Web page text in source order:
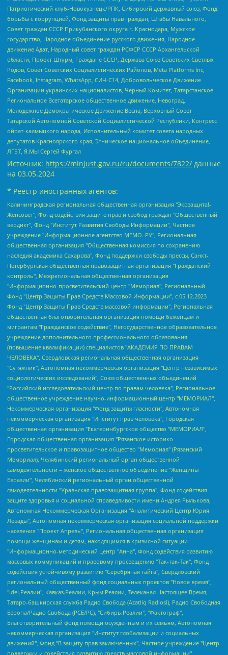
Патриотический клуб-Новокузнецк/РПК, Сибирский державный союз, Фонд
борьбы с коррупцией, Фонд защиты прав граждан, Штабы Навального,
Совет граждан СССР Прикубанского округа г. Краснодара, Мужское
государство, Народное объединение русского движения, Народное
движение Адат, Народный совет граждан РСФСР СССР Архангельской
области, Проект Штурм, Граждане СССР, Держава Союз Советских Светлых
Родов, Совет Советских Социалистических Районов, Meta Platforms Inc,
Facebook, Instagram, WhatsApp, СИЧ-С14, Добровольческое Движение
Организации украинских националистов, Черный Комитет, Татарстанское
Региональное Всетатарское общественное движение, Невоград,
Молодежное Демократическое Движение Весна, Верховный Совет
Татарской Автономной Советской Социалистической Республики, Конгресс
ойрат-калмыцкого народа, Исполнительный комитет совета народных
депутатов Красноярского края, Этническое национальное объединение,
ЛГБТ, Я.МЫ Сергей Фургал
Источник: https://minjust.gov.ru/ru/documents/7822/ данные
на 03.05.2024
* Реестр иностранных агентов:
Калининградская региональная общественная организация "Экозащита!-Женсовет", Фонд содействия защите прав и свобод граждан "Общественный вердикт", Фонд "Институт Развития Свободы Информации", Частное учреждение "Информационное агентство МЕМО. РУ", Региональная общественная организация "Общественная комиссия по сохранению наследия академика Сахарова", Фонд поддержки свободы прессы, Санкт-Петербургская общественная правозащитная организация "Гражданский контроль", Межрегиональная общественная организация "Информационно-просветительский центр "Мемориал", Региональный Фонд "Центр Защиты Прав Средств Массовой Информации", с 05.12.2023 Фонд "Центр Защиты Прав Средств массовой информации", Региональная общественная благотворительная организация помощи беженцам и мигрантам "Гражданское содействие", Негосударственное образовательное учреждение дополнительного профессионального образования (повышение квалификации) специалистов "АКАДЕМИЯ ПО ПРАВАМ ЧЕЛОВЕКА", Свердловская региональная общественная организация "Сутяжник", Автономная некоммерческая организация "Центр независимых социологических исследований", Союз общественных объединений "Российский исследовательский центр по правам человека", Региональное общественное учреждение научно-информационный центр "МЕМОРИАЛ", Некоммерческая организация "Фонд защиты гласности", Автономная некоммерческая организация "Институт прав человека", Городская общественная организация "Екатеринбургское общество "МЕМОРИАЛ", Городская общественная организация "Рязанское историко-просветительское и правозащитное общество "Мемориал" (Рязанский Мемориал), Челябинский региональный орган общественной самодеятельности – женское общественное объединение "Женщины Евразии", Челябинский региональный орган общественной самодеятельности "Уральская правозащитная группа", Фонд содействия защите здоровья и социальной справедливости имени Андрея Рылькова, Автономная Некоммерческая Организация "Аналитический Центр Юрия Левады", Автономная некоммерческая организация социальной поддержки населения "Проект Апрель", Региональная общественная организация помощи женщинам и детям, находящимся в кризисной ситуации "Информационно-методический центр "Анна", Фонд содействия развитию массовых коммуникаций и правовому просвещению "Так-так-Так", Фонд содействия устойчивому развитию "Серебряная тайга", Свердловский региональный общественный фонд социальных проектов "Новое время", "Idel.Реалии", Кавказ.Реалии, Крым.Реалии, Телеканал Настоящее Время, Татаро-башкирская служба Радио Свобода (Azatliq Radiosi), Радио Свободная Европа/Радио Свобода (PCE/PC), "Сибирь.Реалии", "Фактограф", Благотворительный фонд помощи осужденным и их семьям, Автономная некоммерческая организация "Институт глобализации и социальных движений", Фонд "В защиту прав заключенных", Частное учреждение "Центр поддержки и содействия развитию средств массовой информации", Пензенский региональный общественный благотворительный фонд "Гражданский союз", "Север.Реалии", Некоммерческая организация Фонд "Правовая инициатива", Общество с ограниченной ответственностью "Радио Свободная Европа/Радио Свобода", Чешское информационное агентство "MEDIUM-ORIENT", Красноярская региональная общественная организация "Мы против СПИДа", Камалягин Денис Николаевич, Маркелов Сергей Евгеньевич, Пономарев Лев Александрович, Савицкая Людмила Алексеевна, Автономная некоммерческая организация "Центр по работе с проблемой насилия "НАСИЛИЮ.НЕТ", Межрегиональный профессиональный союз работников здравоохранения "Альянс врачей", Юридическое лицо, зарегистрированное в Латвийской Республике, SIA "Medusa Project" (регистрационный номер 40103797863, дата регистрации 10.06.2014), Некоммерческая организация "Фонд по борьбе с коррупцией", Автономная некоммерческая организация "Институт права и публичной политики", Баданин Роман Сергеевич, Гликин Максим Александрович, Железнова Мария Михайловна, Лукьянова Юлия Сергеевна, Маетная Елизавета Витальевна, Маняхин Петр Борисович, Чуракова Ольга Владимировна, Ярош Юлия Петровна, Юридическое лицо "The Insider SIA", зарегистрированное в Риге, Латвийская Республика (дата регистрации 26.06.2015), являющееся администратором доменного имени интернет-издания "The Insider SIA", https://theins.ru, Постернак Алексей Евгеньевич, Рубин Михаил Аркадьевич, Анин Роман Александрович, Юридическое лицо Istories fonds, зарегистрированное в Латвийской Республике (регистрационный номер 50008295751, дата регистрации 24.02.2020), Великовский Дмитрий Александрович, Долинина Ирина Николаевна, Мароховская Алеся Алексеевна, Шлейнов Роман Юрьевич, Шмагун Олеся Валентиновна, Общество с ограниченной ответственностью "Альтаир 2021", Общество с ограниченной ответственностью "Вега 2021", Общество с ограниченной ответственностью "Главный редактор 2021", Общество с ограниченной ответственностью "Ромашки монолит", Важенков Артем Валерьевич, Ивановская областная общественная организация "Центр гендерных исследований", Гурман Юрий Альбертович, Медиапроект "ОВД-Инфо", Егоров Владимир Владимирович, Жилинский Владимир Александрович, Общество с ограниченной ответственностью "ЗП", Иванова София Юрьевна, Карезина Инна Павловна, Кильтау Екатерина Викторовна, Петров Алексей Викторович, Пискунов Сергей Евгеньевич, Смирнов Сергей Сергеевич, Тихонов Михаил Сергеевич, Общество с ограниченной ответственностью "ЖУРНАЛИСТ-ИНОСТРАННЫЙ АГЕНТ", Арапова Галина Юрьевна, Вольтская Татьяна Анатольевна, Американская компания "Mason G.E.S. Anonymous Foundation" (США), являющаяся владельцем интернет-издания https://mnews.world/, Компания "Stichting Bellingcat", зарегистрированная в Нидерландах (дата регистрации 11.07.2018), Захаров Андрей Вячеславович, Клепиковская Екатерина Дмитриевна, Общество с ограниченной ответственностью "МЕМО", Перл Роман Александрович, Симонов Евгений Алексеевич, Соловьева Елена Анатольевна, Сотников Даниил Владимирович, Сурначева Елизавета Дмитриевна, Автономная некоммерческая организация по защите прав человека и информированию населения "Якутия – Наше Мнение", Общество с ограниченной ответственностью "Москоу диджитал медиа", с 26.01.2023 Общество с ограниченной ответственностью "Чайка Белые сады", Ветошкина Валерия Валерьевна, Заговора Максим Александрович, Межрегиональное общественное движение "Российская ЛГБТ - сеть", Оленичев Максим Владимирович, Павлов Иван Юрьевич, Скворцова Елена Сергеевна, Общество с ограниченной ответственностью "Как бы инагент", Кочетков Игорь Викторович, Общество с ограниченной ответственностью "Честные выборы", Еланчик Олег Александрович, Общество с ограниченной ответственностью "Нобелевский призыв", Гималова Регина Эмилевна, Григорьев Андрей Валерьевич, Григорьева Алина Александровна, Ассоциация по содействию защите прав призывников, альтернативнослужащих и военнослужащих "Правозащитная группа "Гражданин.Армия.Право", Хисамова Регина Фаритовна, Автономная некоммерческая организация по реализации социально-правовых программ "Лилит", Дальневосточное общественное движение "Маяк", Санкт-Петербургская ЛГБТ-инициативная группа "Выход", Инициативная группа ЛГБТ+ "Реверс", Алексеев Андрей Викторович, Бекбулатова Таисия Львовна, Беляев Иван Михайлович, Владыкина Елена Сергеевна, Гельман Марат Александрович, Никульшина Вероника Юрьевна, Толоконникова Надежда Андреевна, Шендерович Виктор Анатольевич, Общество с ограниченной ответственностью "Данное сообщение", Общество с ограниченной ответственностью Издательский дом "Новая глава", Айнбиндер Александра Александровна, Московский комьюнити-центр для ЛГБТ+инициатив, Благотворительный фонд развития филантропии, Deutsche Welle (Германия, Kurt-Schumacher-Strasse 3, 53113 Bonn), Борзунова Мария Михайловна, Воробьев Виктор Викторович, Голубева Анна Львовна, Константинова Алла Михайловна, Малкова Ирина Владимировна, Мурадов Мурад Абдулгалимович, Осетинская Елизавета Николаевна, Понасенков Евгений Николаевич, Ганапольский Матвей Юрьевич, Киселев Евгений Алексеевич, Борухович Ирина Григорьевна, Дремин Иван Тимофеевич, Дубровский Дмитрий Викторович, Красноярская региональная общественная организация поддержки и развития альтернативных образовательных технологий и межкультурных коммуникаций "ИНТЕРРА", Маяковская Екатерина Алексеевна, Фейгин Марк Захарович, Филимонов Андрей Викторович, Дзугкоева Регина Николаевна, Доброхотов Роман Александрович, Дудь Юрий Александрович, Елкин Сергей Владимирович, Кругликов Кирилл Игоревич, Сабунаева Мария Леонидовна, Семенов Алексей Владимирович, Шаинян Карен Багратович, Шульман Екатерина Михайловна, Асафьев Артур Валерьевич, Вахштайн Виктор Семенович, Венедиктов Алексей Алексеевич, Лушникова Екатерина Евгеньевна, Волков Леонид Михайлович, Невзоров Александр Глебович, Пархоменко Сергей Борисович, Сироткин Ярослав Николаевич, Кара-Мурза Владимир Владимирович, Баранова Наталья Владимировна, Гозман Леонид Яковлевич, Кагарлицкий Борис Юльевич, Климарев Михаил Валерьевич, Милов Владимир Станиславович, Автономная некоммерческая организация Краснодарский центр современного искусства "Типография", Моргенштерн Алишер Тагирович, Соболь Любовь Эдуардовна, Общество с ограниченной ответственностью "ЛИЗА НОРМ", Каспаров Гарри Кимович, Ходорковский Михаил Борисович, Общество с ограниченной ответственностью "Апрельские тезисы", Данилович Ирина Брониславовна, Кашин Олег Владимирович, Петров Николай Владимирович, Пивоваров Алексей Владимирович, Соколов Михаил Владимирович, Цветкова Юлия Владимировна, Чичваркин Евгений Александрович, Комитет против пыток/Команда против пыток, Общество с ограниченной ответственностью "Первый научный", Общество с ограниченной ответственностью "Вертолет и ко", Белоцерковская Вероника Борисовна, Кац Максим Евгеньевич, Лазарева Татьяна Юрьевна, Шаведдинов Руслан Табризович, Яшин Илья Валерьевич, Общество с ограниченной ответственностью "Иноагент ААВ", Алешковский Дмитрий Петрович, Альбац Евгения Марковна, Быков Дмитрий Львович, Галямина Юлия Евгеньевна, Лойко Сергей Леонидович, Мартынов Кирилл Константинович, Медведев Сергей Александрович, Крашенинников Федор Геннадиевич, Гордеева Катерина Вл